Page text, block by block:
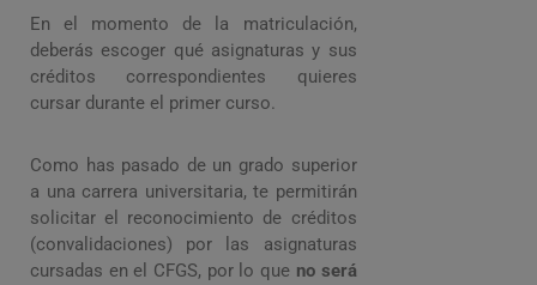
En el momento de la matriculación,
deberás escoger qué asignaturas y sus
créditos correspondientes quieres
cursar durante el primer curso.
Como has pasado de un grado superior
a una carrera universitaria, te permitirán
solicitar el reconocimiento de créditos
(convalidaciones) por las asignaturas
cursadas en el CFGS, por lo que no será